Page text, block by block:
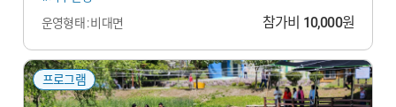
운영형태 : 비대면
참가비 10,000원
프로그램